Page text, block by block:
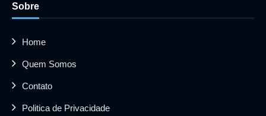
Sobre
Home
Quem Somos
Contato
Politica de Privacidade